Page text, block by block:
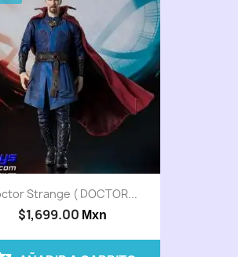
Strange ( DOCTOR...
$1,699.00 Mxn